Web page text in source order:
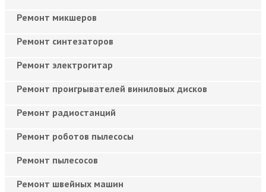
Ремонт микшеров
Ремонт синтезаторов
Ремонт электрогитар
Ремонт проигрывателей виниловых дисков
Ремонт радиостанций
Ремонт роботов пылесосы
Ремонт пылесосов
Ремонт швейных машин